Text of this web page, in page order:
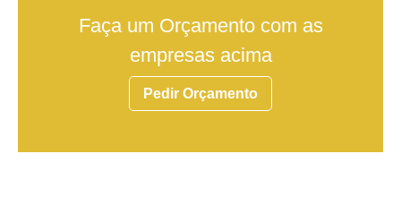
Faça um Orçamento com as
empresas acima
Pedir Orçamento